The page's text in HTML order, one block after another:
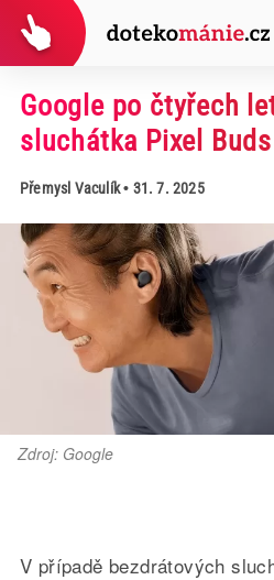
Google po čtyřech
sluchátka Pixel
Přemysl Vaculík• 31. 7. 2025
Zdroj: Google
V případě bezdrátových